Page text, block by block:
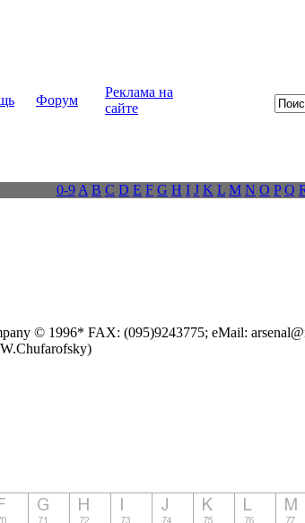
Форум
Реклама на
сайте
0-9 A B C D E F G H I J K L M N O P Q
© 1996* FAX: (095)9243775; eMail: